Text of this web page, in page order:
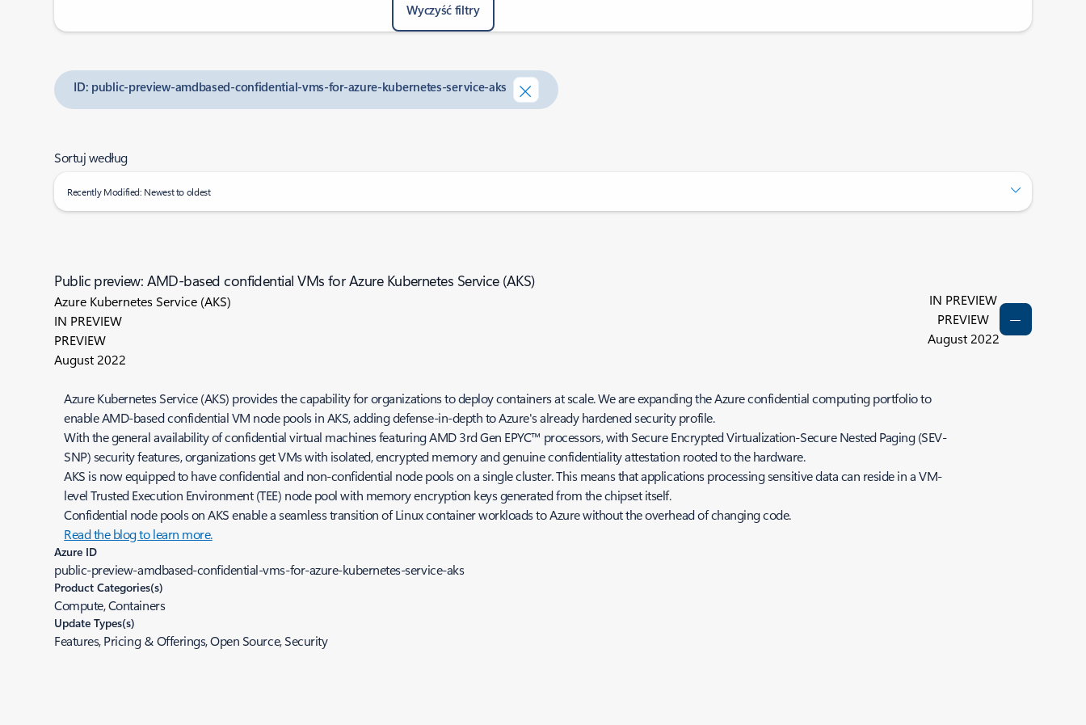
Wyczyść filtry
ID: public-preview-amdbased-confidential-vms-for-azure-kubernetes-service-aks
Sortuj według
Recently Modified: Newest to oldest
Public preview: AMD-based confidential VMs for Azure Kubernetes Service (AKS)
Azure Kubernetes Service (AKS)
IN PREVIEW
PREVIEW
August 2022
IN PREVIEW
PREVIEW
August 2022
Azure Kubernetes Service (AKS) provides the capability for organizations to deploy containers at scale. We are expanding the Azure confidential computing portfolio to
enable AMD-based confidential VM node pools in AKS, adding defense-in-depth to Azure's already hardened security profile.
With the general availability of confidential virtual machines featuring AMD 3rd Gen EPYC™ processors, with Secure Encrypted Virtualization-Secure Nested Paging (SEV-
SNP) security features, organizations get VMs with isolated, encrypted memory and genuine confidentiality attestation rooted to the hardware.
AKS is now equipped to have confidential and non-confidential node pools on a single cluster. This means that applications processing sensitive data can reside in a VM-
level Trusted Execution Environment (TEE) node pool with memory encryption keys generated from the chipset itself.
Confidential node pools on AKS enable a seamless transition of Linux container workloads to Azure without the overhead of changing code.
Read the blog to learn more.
Azure ID
public-preview-amdbased-confidential-vms-for-azure-kubernetes-service-aks
Product Categories(s)
Compute, Containers
Update Types(s)
Features, Pricing & Offerings, Open Source, Security